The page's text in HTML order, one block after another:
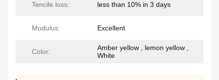
Tencile loss: less than 10% in 3 days
Modulus: Excellent
Color:
Amber yellow , lemon yellow ,
White